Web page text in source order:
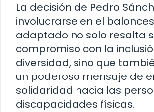
La decisión de Pedro
involucrarse en el
adaptado no solo resalta
compromiso con la
diversidad, sino que
un poderoso mensaje de
solidaridad hacia las
discapacidades físicas.